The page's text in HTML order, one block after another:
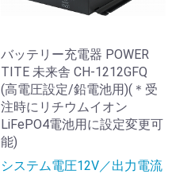
バッテリー充電器 POWER
TITE 未来舎 CH-1212GFQ
(高電圧設定/鉛電池用)(＊受
注時にリチウムイオン
LiFePO4電池用に設定変更可
能)
システム電圧12V／出力電流